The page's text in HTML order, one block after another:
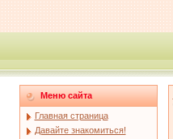
Меню сайта
Главная страница
Давайте знакомиться!